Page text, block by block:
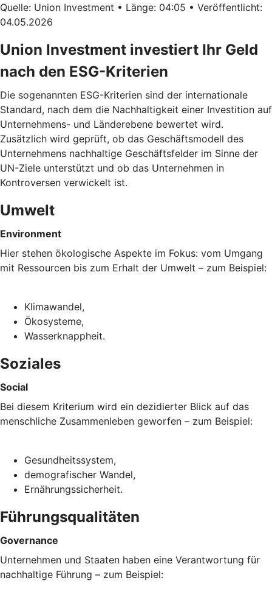
Quelle: Union Investment • Länge: 04:05 • Veröffentlicht:
04.05.2026
Union Investment investiert Ihr Geld
nach den ESG-Kriterien
Die sogenannten ESG-Kriterien sind der internationale
Standard, nach dem die Nachhaltigkeit einer Investition auf
Unternehmens- und Länderebene bewertet wird.
Zusätzlich wird geprüft, ob das Geschäftsmodell des
Unternehmens nachhaltige Geschäftsfelder im Sinne der
UN-Ziele unterstützt und ob das Unternehmen in
Kontroversen verwickelt ist.
Umwelt
Environment
Hier stehen ökologische Aspekte im Fokus: vom Umgang
mit Ressourcen bis zum Erhalt der Umwelt – zum Beispiel:
Klimawandel,
Ökosysteme,
Wasserknappheit.
Soziales
Social
Bei diesem Kriterium wird ein dezidierter Blick auf das
menschliche Zusammenleben geworfen – zum Beispiel:
Gesundheitssystem,
demografischer Wandel,
Ernährungssicherheit.
Führungsqualitäten
Governance
Unternehmen und Staaten haben eine Verantwortung für
nachhaltige Führung – zum Beispiel: